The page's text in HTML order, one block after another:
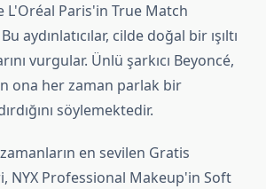
Paris'in True Match
Bu aydınlatıcılar, cilde doğal bir ışıltı
vurgular. Ünlü şarkıcı Beyoncé,
ona her zaman parlak bir
söylemektedir.
en sevilen Gratis
NYX Professional Makeup'in Soft